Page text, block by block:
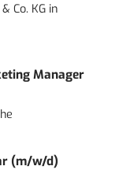
Co. KG in
Manager
(m/w/d)